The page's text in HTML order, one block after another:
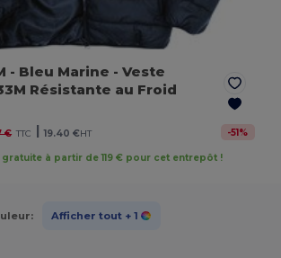
- Bleu Marine - Veste
Résistante au Froid
€ TTC | 19.40 €HT -51%
gratuite à partir de 119 € pour cet entrepôt !
Afficher tout + 1